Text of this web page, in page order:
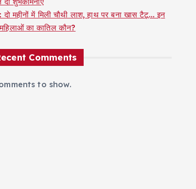
दो महीनों में मिली चौथी लाश, हाथ पर बना खास टैटू… इन
का कातिल कौन?
Comments
to show.